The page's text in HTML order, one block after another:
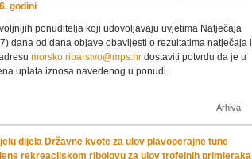
godini
ponuditelja koji udovoljavaju uvjetima Natječaja
dana od dana objave obavijesti o rezultatima natječaja i
morsko.ribarstvo@mps.hr dostaviti potvrdu da je u
uplata iznosa navedenog u ponudi.
Arhiva
dijela Državne kvote za ulov plavoperajne tune
rekreacijskom ribolovu za ulov trofejnih primjeraka